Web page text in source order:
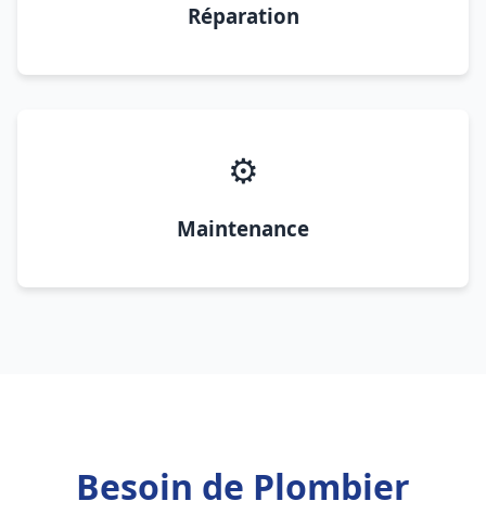
Réparation
⚙️
Maintenance
Besoin de Plombier